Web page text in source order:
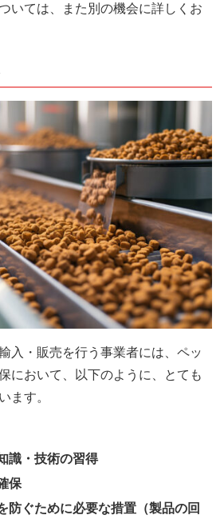
いては、また別の機会に詳しくお
入・販売を行う事業者には、ペッ
において、以下のように、とても
ます。
識・技術の習得
保
防ぐために必要な措置（製品の回